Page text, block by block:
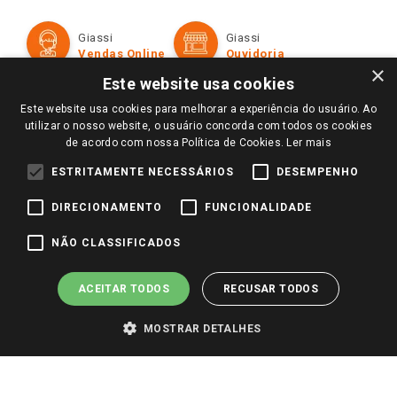
Televendas
Perguntas frequentes
Trabalhe Conosco
Identidade Visual
Formas de Pagamento
Políticas de entrega
Trocas e Devoluções
Giassi
Vendas Online
Giassi
Ouvidoria
Redes Sociais
Pagamento e Segurança
×
Este website usa cookies
Este website usa cookies para melhorar a experiência do usuário. Ao
utilizar o nosso website, o usuário concorda com todos os cookies
de acordo com nossa Política de Cookies. Ler mais
ESTRITAMENTE NECESSÁRIOS DESEMPENHO
DIRECIONAMENTO FUNCIONALIDADE
NÃO CLASSIFICADOS
ACEITAR TODOS RECUSAR TODOS
MOSTRAR DETALHES